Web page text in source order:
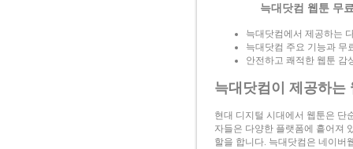
늑대닷컴 웹툰 무
늑대닷컴에서 제공하는
늑대닷컴 주요 기능과 무
안전하고 쾌적한 웹툰 감
늑대닷컴이 제공하는
현대 디지털 시대에서 웹툰은 단
자들은 다양한 플랫폼에 흩어져
할을 합니다. 늑대닷컴은 네이버